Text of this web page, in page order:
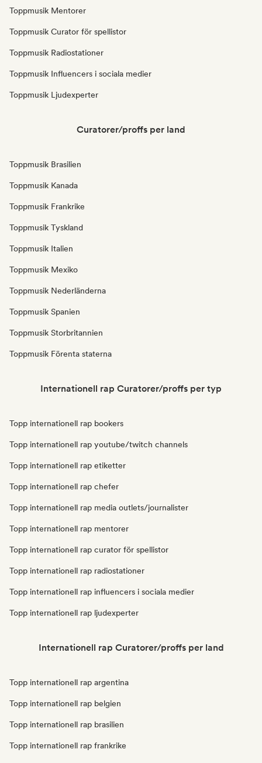
Toppmusik Mentorer
Toppmusik Curator för spellistor
Toppmusik Radiostationer
Toppmusik Influencers i sociala medier
Toppmusik Ljudexperter
Curatorer/proffs per land
Toppmusik Brasilien
Toppmusik Kanada
Toppmusik Frankrike
Toppmusik Tyskland
Toppmusik Italien
Toppmusik Mexiko
Toppmusik Nederländerna
Toppmusik Spanien
Toppmusik Storbritannien
Toppmusik Förenta staterna
Internationell rap Curatorer/proffs per typ
Topp internationell rap bookers
Topp internationell rap youtube/twitch channels
Topp internationell rap etiketter
Topp internationell rap chefer
Topp internationell rap media outlets/journalister
Topp internationell rap mentorer
Topp internationell rap curator för spellistor
Topp internationell rap radiostationer
Topp internationell rap influencers i sociala medier
Topp internationell rap ljudexperter
Internationell rap Curatorer/proffs per land
Topp internationell rap argentina
Topp internationell rap belgien
Topp internationell rap brasilien
Topp internationell rap frankrike